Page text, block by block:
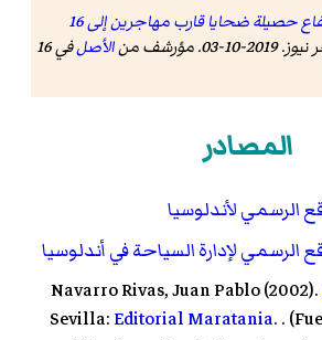
"المغرب: ارتفاع حصيلة ضحايا قارب مهاجرين إلى 16
نيوز. 2019-10-03. مؤرشف من الأصل
في 16
المصادر
الرسمي لأندلوسيا
الرسمي لإدارة السياحة في أندلوسيا
Navarro Rivas, Juan Pablo (2002).
Sevilla:Editorial Maratania. .